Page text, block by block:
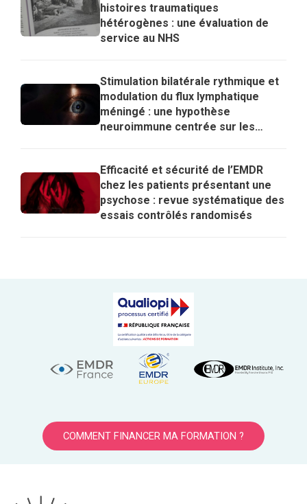
histoires traumatiques
hétérogènes : une évaluation de
service au NHS
Stimulation bilatérale rythmique et
modulation du flux lymphatique
méningé : une hypothèse
neuroimmune centrée sur les
Efficacité et sécurité de l’EMDR
chez les patients présentant une
psychose : revue systématique des
essais contrôlés randomisés
COMMENT FINANCER MA FORMATION ?